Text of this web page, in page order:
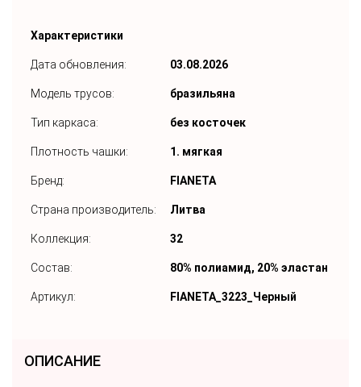
Характеристики
Дата обновления: 03.08.2026
Модель трусов: бразильяна
Тип каркаса: без косточек
Плотность чашки: 1. мягкая
Бренд: FIANETA
Страна производитель: Литва
Коллекция: 32
Состав: 80% полиамид, 20% эластан
Артикул: FIANETA_3223_Черный
ОПИСАНИЕ